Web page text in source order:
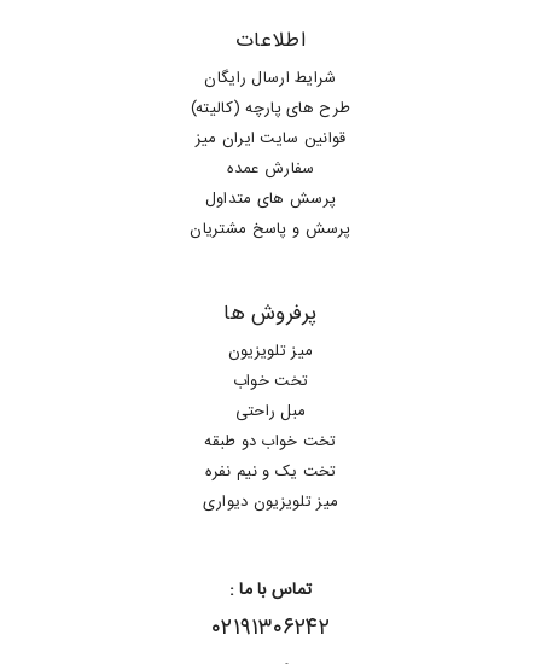
اطلاعات
شرایط ارسال رایگان
طرح های پارچه (کالیته)
قوانین سایت ایران میز
سفارش عمده
پرسش های متداول
پرسش و پاسخ مشتریان
پرفروش ها
میز تلویزیون
تخت خواب
مبل راحتی
تخت خواب دو طبقه
تخت یک و نیم نفره
میز تلویزیون دیواری
تماس با ما :
۰۲۱۹۱۳۰۶۲۴۲